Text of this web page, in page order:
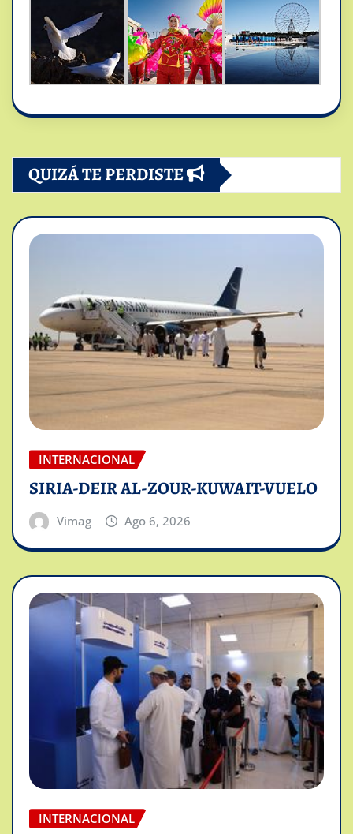
QUIZÁ TE PERDISTE
INTERNACIONAL
SIRIA-DEIR AL-ZOUR-KUWAIT-VUELO
Vimag Ago 6, 2026
INTERNACIONAL